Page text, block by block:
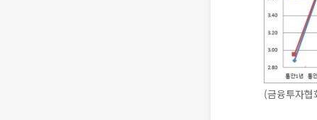
(금융투자협